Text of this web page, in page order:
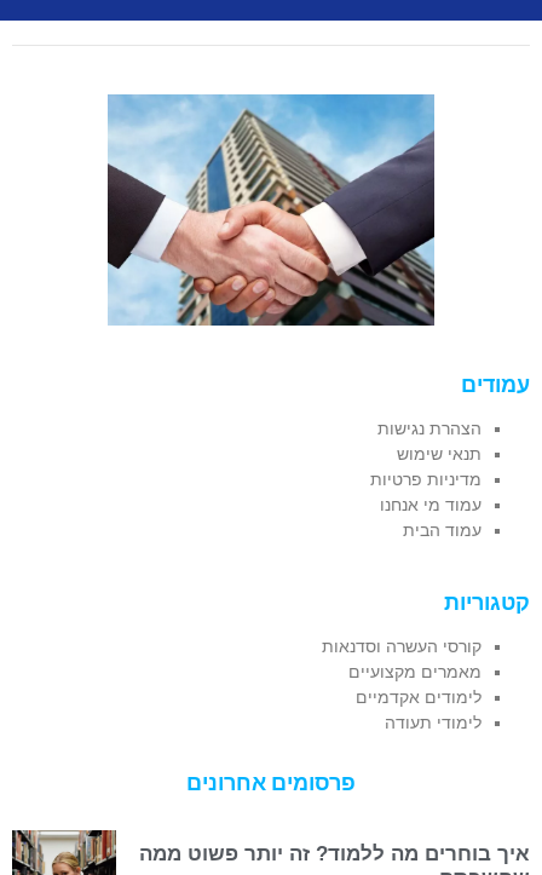
עמודים
הצהרת נגישות
תנאי שימוש
מדיניות פרטיות
עמוד מי אנחנו
עמוד הבית
קטגוריות
קורסי העשרה וסדנאות
מאמרים מקצועיים
לימודים אקדמיים
לימודי תעודה
פרסומים אחרונים
איך בוחרים מה ללמוד? זה יותר פשוט ממה